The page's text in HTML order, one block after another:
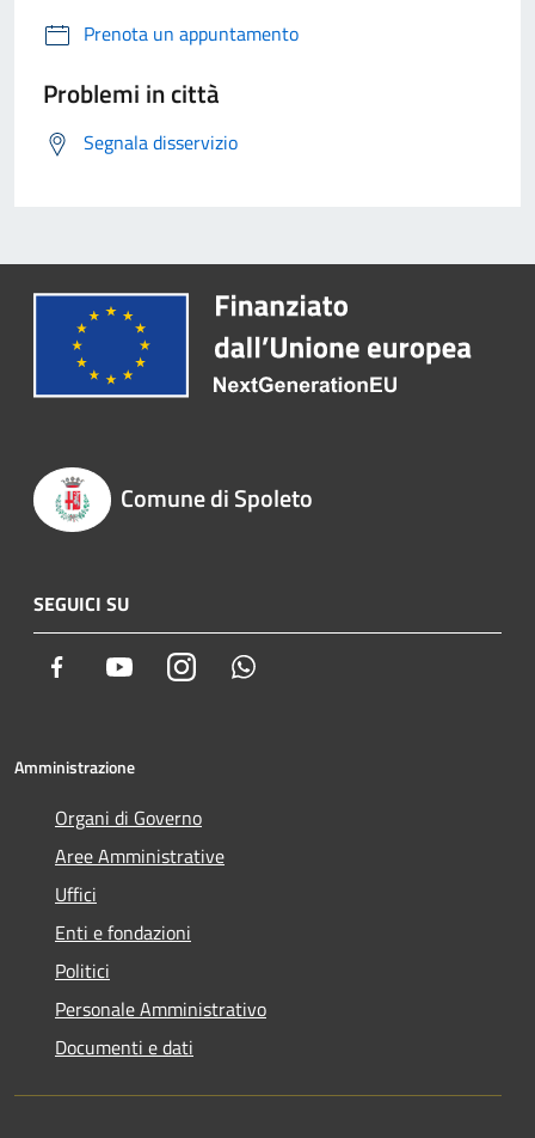
Prenota un appuntamento
Problemi in città
Segnala disservizio
Comune di Spoleto
SEGUICI SU
Facebook YoutubeInstagram
Amministrazione
Organi di Governo
Aree Amministrative
Uffici
Enti e fondazioni
Politici
Personale Amministrativo
Documenti e dati